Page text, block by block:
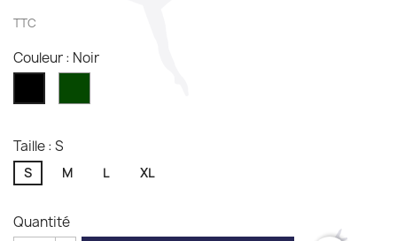
TTC
Couleur : Noir
Taille : S
S M L XL
Quantité